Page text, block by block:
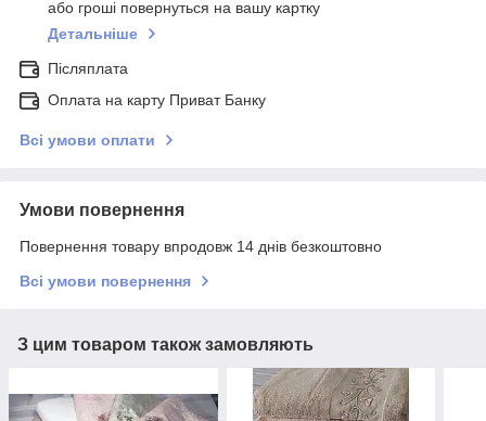
або гроші повернуться на вашу картку
Детальніше
Післяплата
Оплата на карту Приват Банку
Всі умови оплати
Умови повернення
Повернення товару впродовж 14 днів безкоштовно
Всі умови повернення
З цим товаром також замовляють